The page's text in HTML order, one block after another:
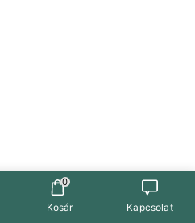
0
Kosár Kapcsolat